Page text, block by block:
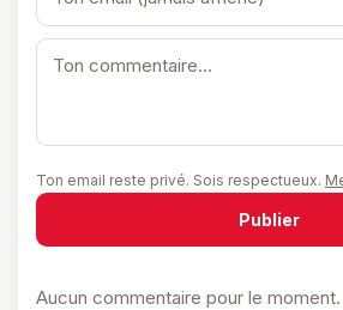
Ton email reste privé. Sois respectueux.
Publier
Aucun commentaire pour le